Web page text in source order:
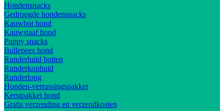
Hondensnacks
Gedroogde hondensnacks
Kauwbot hond
Kauwstaaf hond
Puppy snacks
Bullepees hond
Runderhuid botten
Runderkophuid
Runderlong
Honden-verrassingspakket
Kerstpakket hond
Gratis verzending en verzendkosten